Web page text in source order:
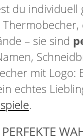
du individuell
– sie sind
mit Logo:
echtes
.